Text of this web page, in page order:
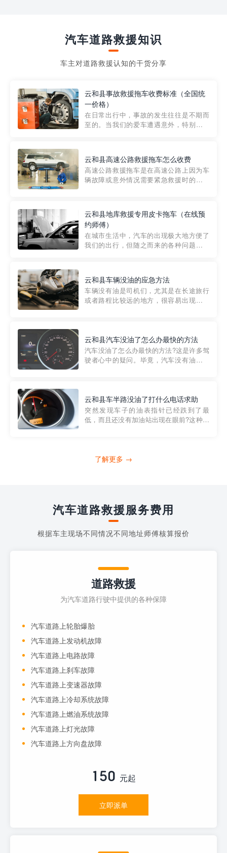
汽车道路救援知识
车主对道路救援认知的干货分享
云和县事故救援拖车收费标准（全国统
一价格）
在日常出行中，事故的发生往往是不期而
至的。当我们的爱车遭遇意外，特别是在
细解析一下市区事故救援拖车的收费标
准，以及在选用拖车服务时应注...
云和县高速公路救援拖车怎么收费
高速公路救援拖车是在高速公路上因为车
辆故障或意外情况需要紧急救援时的必备
路救援拖车的收费标准是由当地交通管理
部门制定的。起步价通...
云和县地库救援专用皮卡拖车（在线预
约师傅）
在城市生活中，汽车的出现极大地方便了
我们的出行，但随之而来的各种问题也让
紧急情况下，我们需要一种高效可靠的救
援方式。而这时，地库救援专...
云和县车辆没油的应急方法
车辆没有油是司机们，尤其是在长途旅行
或者路程比较远的地方，很容易出现这种
的送油师傅，解决没油的紧急情况。 首
先，让我们来了解一下穿...
云和县汽车没油了怎么办最快的方法
汽车没油了怎么办最快的方法?这是许多驾
驶者心中的疑问。毕竟，汽车没有油就无
越者小程序是一款专门解决汽车没油问题
的在线服务平台。通过...
云和县车半路没油了打什么电话求助
突然发现车子的油表指针已经跌到了最
低，而且还没有加油站出现在眼前?这种情
打4006363122请求送油人员来帮助你。
了解更多 →
汽车道路救援服务费用
根据车主现场不同情况不同地址师傅核算报价
道路救援
为汽车道路行驶中提供的各种保障
汽车道路上轮胎爆胎
汽车道路上发动机故障
汽车道路上电路故障
汽车道路上刹车故障
汽车道路上变速器故障
汽车道路上冷却系统故障
汽车道路上燃油系统故障
汽车道路上灯光故障
汽车道路上方向盘故障
150 元起
立即派单